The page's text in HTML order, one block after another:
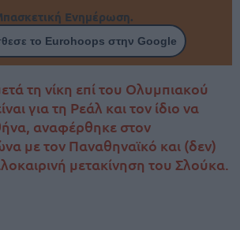
Ενημέρωση.
το Eurohoops στην Google
τη νίκη επί του Ολυμπιακού
για τη Ρεάλ και τον ίδιο να
αναφέρθηκε στον
με τον Παναθηναϊκό και (δεν)
μετακίνηση του Σλούκα.